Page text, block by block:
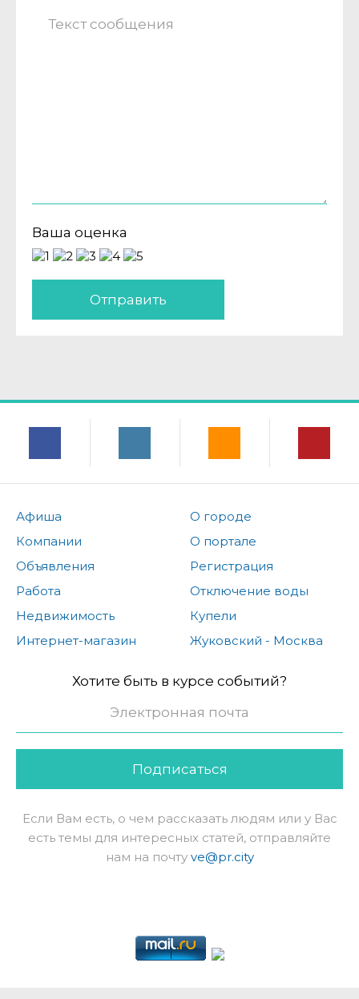
Ваша оценка
Отправить
Афиша
Компании
Объявления
Работа
Недвижимость
Интернет-магазин
О городе
О портале
Регистрация
Отключение воды
Купели
Жуковский - Москва
Хотите быть в курсе событий?
Подписаться
Если Вам есть, о чем рассказать людям или у Вас
есть темы для интересных статей, отправляйте
нам на почту ve@pr.city